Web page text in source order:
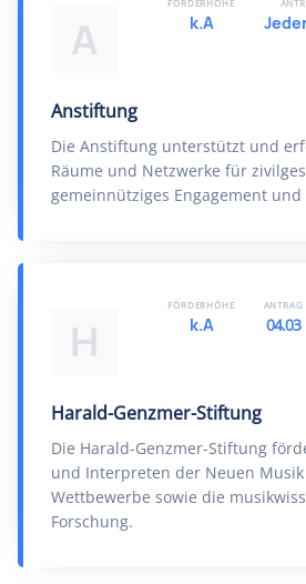
A
Anstiftung
Die Anstiftung unterstützt und
Räume und Netzwerke für
gemeinnütziges Engagement
FÖRDERHÖHE
k.A
H
Harald-Genzmer-Stiftung
Die Harald-Genzmer-Stiftung
und Interpreten der Neuen
Wettbewerbe sowie die
Forschung.
FÖRDERHÖHE
k.A
ANTRAG
04.03